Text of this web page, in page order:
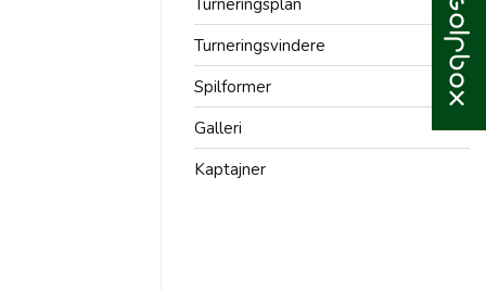
Turneringsplan
Turneringsvindere
Spilformer
Galleri
Kaptajner